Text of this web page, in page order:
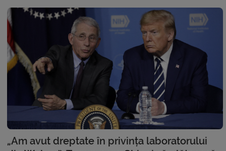
„Am avut dreptate în privința laboratorului